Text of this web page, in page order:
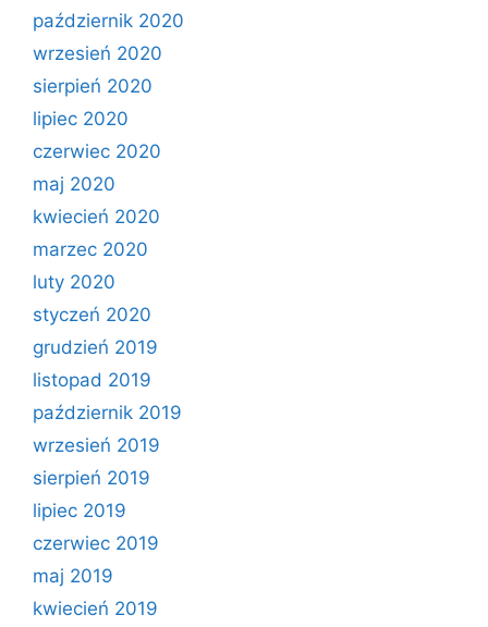
październik 2020
wrzesień 2020
sierpień 2020
lipiec 2020
czerwiec 2020
maj 2020
kwiecień 2020
marzec 2020
luty 2020
styczeń 2020
grudzień 2019
listopad 2019
październik 2019
wrzesień 2019
sierpień 2019
lipiec 2019
czerwiec 2019
maj 2019
kwiecień 2019